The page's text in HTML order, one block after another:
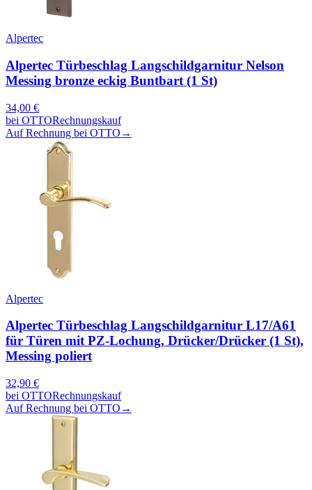
Alpertec
Alpertec Türbeschlag Langschildgarnitur Nelson
Messing bronze eckig Buntbart (1 St)
34,00 €
bei OTTORechnungskauf
Auf Rechnung bei OTTO →
Alpertec
Alpertec Türbeschlag Langschildgarnitur L17/A61
für Türen mit PZ-Lochung, Drücker/Drücker (1 St),
Messing poliert
32,90 €
bei OTTORechnungskauf
Auf Rechnung bei OTTO →